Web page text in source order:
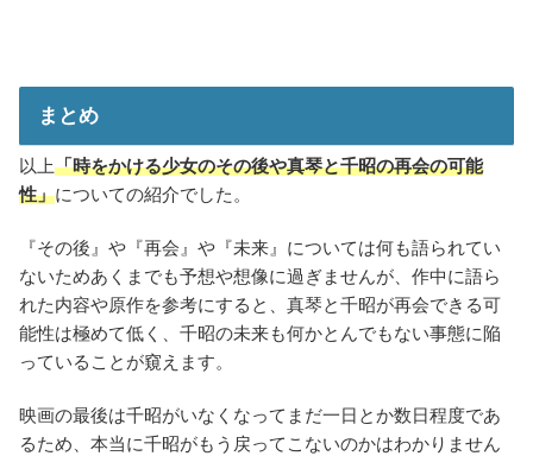
まとめ
以上「時をかける少女のその後や真琴と千昭の再会の可能
性」についての紹介でした。
『その後』や『再会』や『未来』については何も語られてい
ないためあくまでも予想や想像に過ぎませんが、作中に語ら
れた内容や原作を参考にすると、真琴と千昭が再会できる可
能性は極めて低く、千昭の未来も何かとんでもない事態に陥
っていることが窺えます。
映画の最後は千昭がいなくなってまだ一日とか数日程度であ
るため、本当に千昭がもう戻ってこないのかはわかりません